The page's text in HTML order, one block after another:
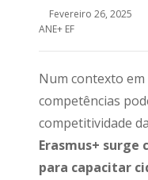
Fevereiro 26, 2025
ANE+ EF
Num contexto em
competências
competitividade
Erasmus+ surge
para capacitar